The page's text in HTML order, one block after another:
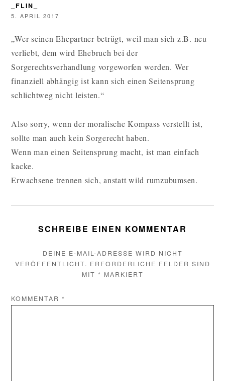
_FLIN_
5. APRIL 2017
„Wer seinen Ehepartner betrügt, weil man sich z.B. neu
verliebt, dem wird Ehebruch bei der
Sorgerechtsverhandlung vorgeworfen werden. Wer
finanziell abhängig ist kann sich einen Seitensprung
schlichtweg nicht leisten.“
Also sorry, wenn der moralische Kompass verstellt ist,
sollte man auch kein Sorgerecht haben.
Wenn man einen Seitensprung macht, ist man einfach
kacke.
Erwachsene trennen sich, anstatt wild rumzubumsen.
SCHREIBE EINEN KOMMENTAR
DEINE E-MAIL-ADRESSE WIRD NICHT
VERÖFFENTLICHT. ERFORDERLICHE FELDER SIND
MIT * MARKIERT
KOMMENTAR*